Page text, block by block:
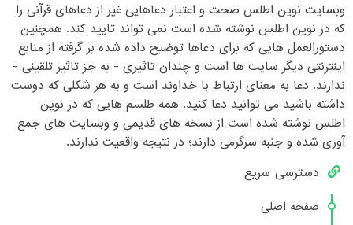
وبسایت نوین اطلس صحت و اعتبار دعاهایی غیر از دعاهای قرآنی را
که در نوین اطلس نوشته شده است نمی تواند تایید کند. همچنین
دستورالعمل هایی که برای دعاها توضیح داده شده بر گرفته از منابع
اینترنتی دیگر سایت ها است و چندان تاثیری - به جز تاثیر تلقینی -
ندارند. دعا به معنای ارتباط با خداوند است و به هر شکلی که دوست
داشته باشید می توانید دعا کنید. همه طلسم هایی که در نوین
اطلس نوشته شده است از نسخه های قدیمی و وبسایت های جمع
آوری شده و جنبه سرگرمی دارند؛ در نتیجه واقعیت ندارند.
دسترسی سریع
صفحه اصلی